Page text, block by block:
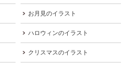
お月見のイラスト
ハロウィンのイラスト
クリスマスのイラスト